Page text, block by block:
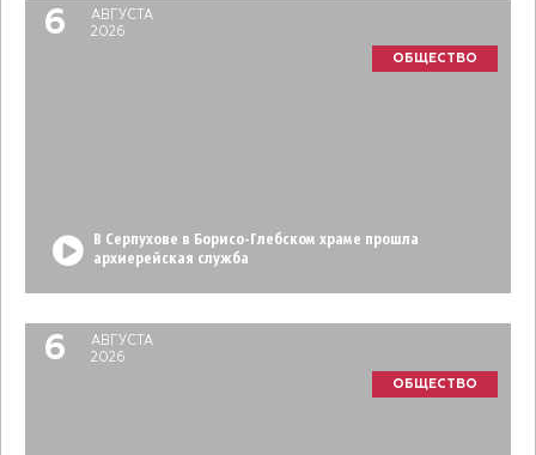
6
АВГУСТА
2026
ОБЩЕСТВО
В Серпухове в Борисо-Глебском храме прошла
архиерейская служба
6
АВГУСТА
2026
ОБЩЕСТВО